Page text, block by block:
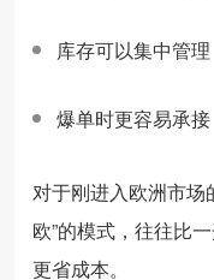
库存可以集中管理
爆单时更容易承接
对于刚进入欧洲市场
欧”的模式，往往比
更省成本。